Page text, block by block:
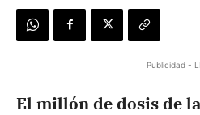
Publicidad -
El millón de dosis de